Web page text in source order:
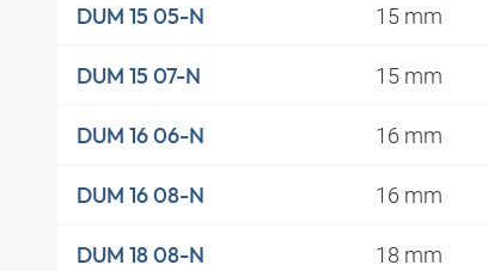
DUM 15 05-N 15 mm
DUM 15 07-N 15 mm
DUM 16 06-N 16 mm
DUM 16 08-N 16 mm
DUM 18 08-N 18 mm